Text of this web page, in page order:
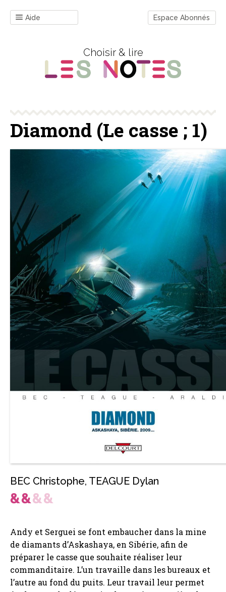
Aide Espace Abonnés
Choisir & lire
Diamond (Le casse ; 1)
BEC Christophe, TEAGUE Dylan
Andy et Serguei se font embaucher dans la mine
de diamants d’Askashaya, en Sibérie, afin de
préparer le casse que souhaite réaliser leur
commanditaire. L’un travaille dans les bureaux et
l’autre au fond du puits. Leur travail leur permet